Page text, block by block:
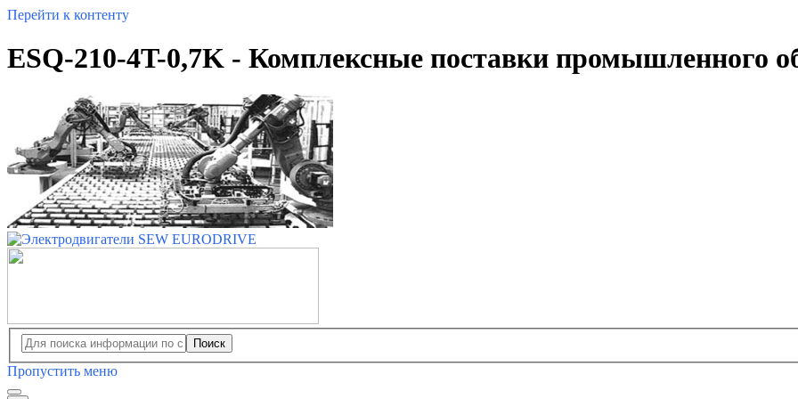
Перейти к контенту
ESQ-210-4T-0,7K - Комплексные поставки промышленного
Поиск
Пропустить меню